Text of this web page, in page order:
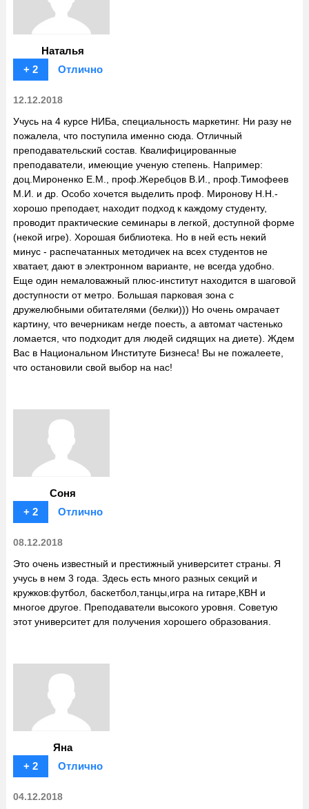
Наталья
+ 2
Отлично
12.12.2018
Учусь на 4 курсе НИБа, специальность маркетинг. Ни разу не
пожалела, что поступила именно сюда. Отличный
преподавательский состав. Квалифицированные
преподаватели, имеющие ученую степень. Например:
доц.Мироненко Е.М., проф.Жеребцов В.И., проф.Тимофеев
М.И. и др. Особо хочется выделить проф. Миронову Н.Н.-
хорошо преподает, находит подход к каждому студенту,
проводит практические семинары в легкой, доступной форме
(некой игре). Хорошая библиотека. Но в ней есть некий
минус - распечатанных методичек на всех студентов не
хватает, дают в электронном варианте, не всегда удобно.
Еще один немаловажный плюс-институт находится в шаговой
доступности от метро. Большая парковая зона с
дружелюбными обитателями (белки))) Но очень омрачает
картину, что вечерникам негде поесть, а автомат частенько
ломается, что подходит для людей сидящих на диете). Ждем
Вас в Национальном Институте Бизнеса! Вы не пожалеете,
что остановили свой выбор на нас!
Соня
+ 2
Отлично
08.12.2018
Это очень известный и престижный университет страны. Я
учусь в нем 3 года. Здесь есть много разных секций и
кружков:футбол, баскетбол,танцы,игра на гитаре,КВН и
многое другое. Преподаватели высокого уровня. Советую
этот университет для получения хорошего образования.
Яна
+ 2
Отлично
04.12.2018